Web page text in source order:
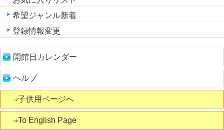
希望ジャンル新着
登録情報変更
開館日カレンダー
ヘルプ
⇒子供用ページへ
⇒To English Page